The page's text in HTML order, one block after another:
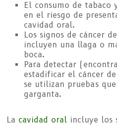
El consumo de
en el riesgo de
cavidad oral.
Los signos de cáncer
incluyen una llaga o
boca.
Para detectar
estadificar el cáncer
se utilizan pruebas
garganta.
La cavidad oral incluye los